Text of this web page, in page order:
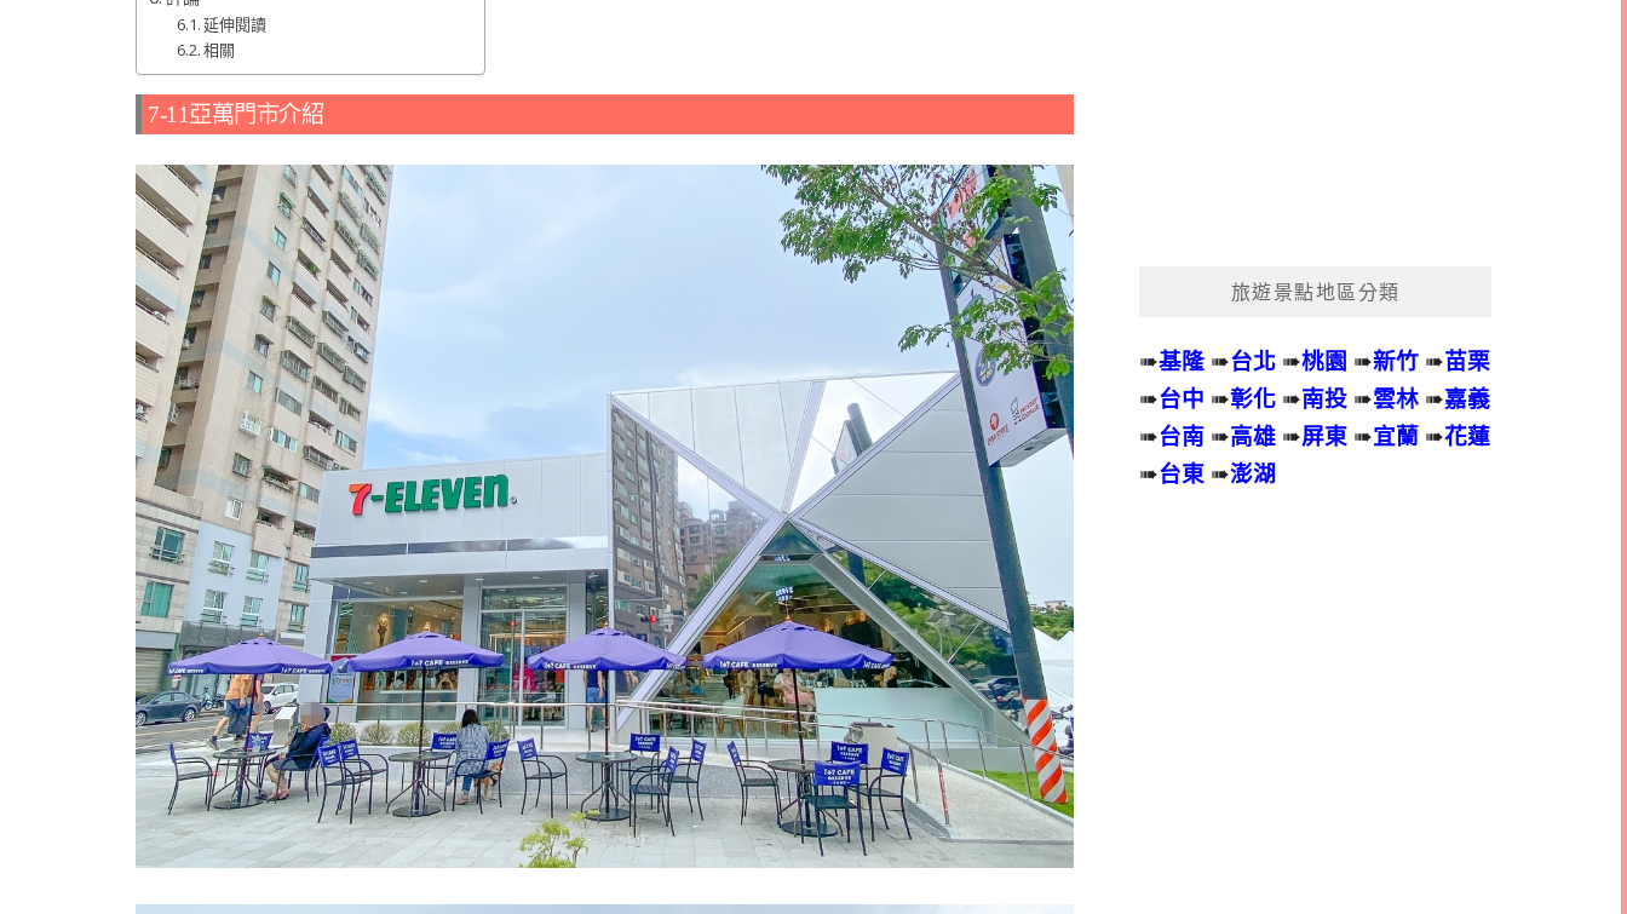
延伸閱讀
相關
7-11亞萬門市介紹
旅遊景點地區分類
➠基隆 ➠台北 ➠桃園 ➠新竹 ➠苗栗
➠台中 ➠彰化 ➠南投 ➠雲林 ➠嘉義
➠台南 ➠高雄 ➠屏東 ➠宜蘭 ➠花蓮
➠台東 ➠澎湖